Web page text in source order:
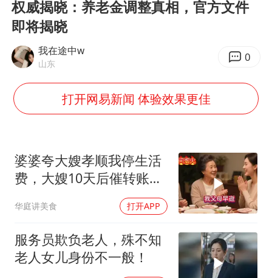
曝侯明昊违反交规被约谈
韩国每3辆新上牌电车就有1辆来自中国
41岁女子为鼓励女儿考上985研究生
李亚鹏向地铁吐血女孩捐99999元
李嫣近照曝光
中国经济展现强大韧性和活力
权威揭晓：养老金调整真相，官方文件
即将揭晓
我在途中w
山东 0
打开网易新闻 体验效果更佳
婆婆夸大嫂孝顺我停生活
费，大嫂10天后催转账，
华庭讲美食 打开APP
服务员欺负老人，殊不知
老人女儿身份不一般！